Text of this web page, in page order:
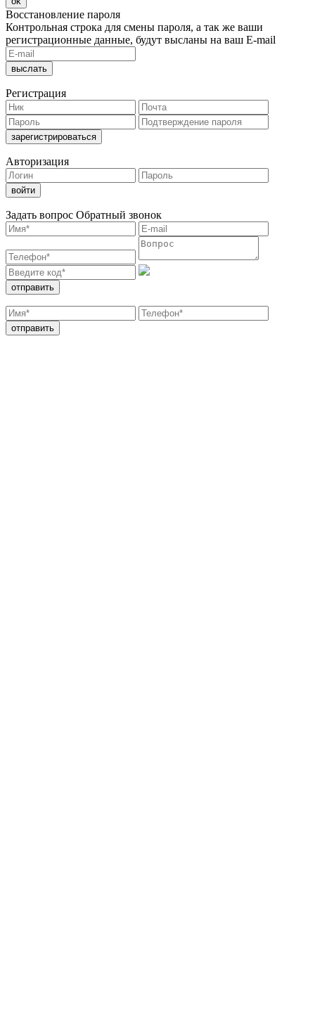
Восстановление пароля
Контрольная строка для смены пароля, а так же ваши
регистрационные данные, будут высланы на ваш E-mail
Регистрация
Авторизация
Задать вопрос Обратный звонок